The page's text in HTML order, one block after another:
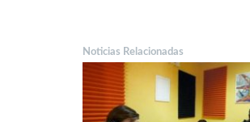
Noticias Relacionadas